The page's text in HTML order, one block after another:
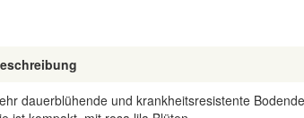
dauerblühende und krankheitsresistente